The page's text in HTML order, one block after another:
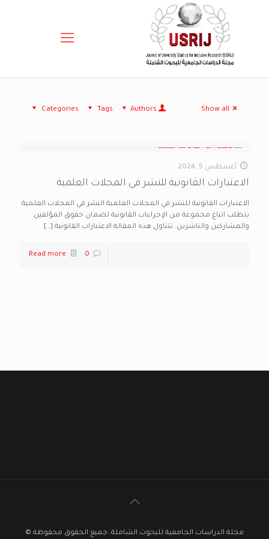
Categories Tags Authors Show all
أغسطس 5, 2024
الاعتبارات القانونية للنشر في المجلات العلمية
الاعتبارات القانونية للنشر في المجلات العلمية النشر في المجلات العلمية
يتطلب اتباع مجموعة من الإجراءات القانونية لضمان حقوق المؤلفين
والمشاركين والناشرين. تتناول هذه المقالة الاعتبارات القانونية […]
0
Read more
مجلة الدراسات الجامعية للبحوث الشاملة. جميع الحقوق محفوظة ©